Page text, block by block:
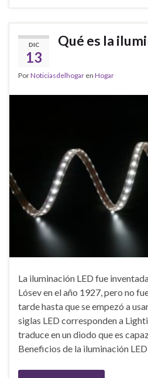
DIC
13
Qué es la
PorNoticiasdelhogar en Hogar
La iluminación LED fue
Lósev en el año 1927, pero no
tarde hasta que se empezó a
siglas LED corresponden a
traduce en un diodo que es
Beneficios de la iluminación